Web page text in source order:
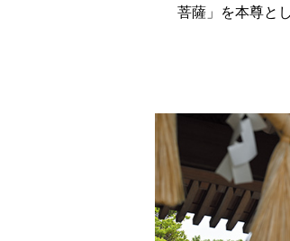
菩薩」を本尊と